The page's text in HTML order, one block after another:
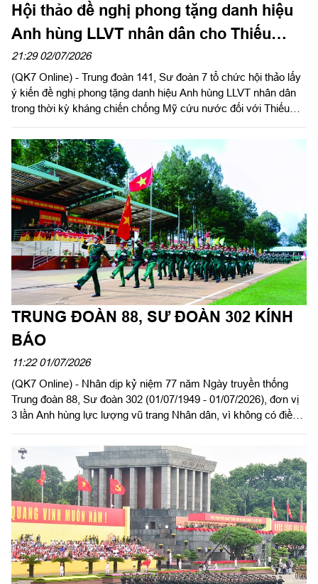
Hội thảo đề nghị phong tặng danh hiệu
Anh hùng LLVT nhân dân cho Thiếu
tướng Nguyễn Ngọc Doanh
21:29 02/07/2026
(QK7 Online) - Trung đoàn 141, Sư đoàn 7 tổ chức hội thảo lấy
ý kiến đề nghị phong tặng danh hiệu Anh hùng LLVT nhân dân
trong thời kỳ kháng chiến chống Mỹ cứu nước đối với Thiếu
Dự hội thảo có các đồng chí nguyên lãnh đạo, chỉ huy Sư đoàn
7 qua các thời kỳ; đại diện Phòng Chính trị Trường Sĩ quan Lục
quân 2; Ban Liên lạc truyền thống Sư đoàn 7, Trung đoàn 141
miền Đông Nam Bộ; cựu chiến binh (CCB) từng trực tiếp chiến
đấu, công tác cùng Thiếu tướng Nguyễn Ngọc Doanh và đại
diện các cơ quan của Sư đoàn.
TRUNG ĐOÀN 88, SƯ ĐOÀN 302 KÍNH
BÁO
11:22 01/07/2026
(QK7 Online) - Nhân dịp kỷ niệm 77 năm Ngày truyền thống
Trung đoàn 88, Sư đoàn 302 (01/07/1949 - 01/07/2026), đơn vị
3 lần Anh hùng lực lượng vũ trang Nhân dân, vì không có điều
đoàn trân trọng gửi tới các đồng chí sĩ quan, quân nhân chuyên
nghiệp, công nhân viên quốc phòng, hạ sĩ quan - binh sĩ, các
đồng chí thương binh, bệnh binh, gia đình liệt sĩ, các đồng chí
đã nghỉ hưu, phục viên, xuất ngũ, chuyển ngành đã công tác tại
Trung đoàn qua các thời kỳ lời thăm hỏi ân cần, thân thiết nhất.
Kính chúc các đồng chí và gia đình mạnh khỏe, hạnh phúc, tiếp
tục phát huy truyền thống đơn vị Anh hùng lực lượng vũ trang
Nhân dân trên mọi lĩnh vực công tác.